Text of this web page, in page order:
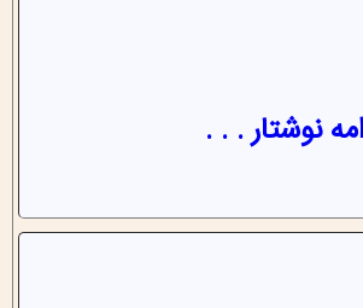
نوشتار . . .